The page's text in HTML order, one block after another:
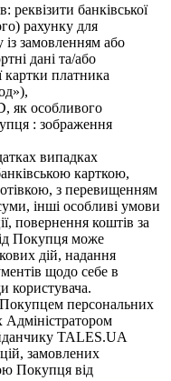
реквізити банківської
рахунку для
із замовленням або
дані та/або
картки платника
як особливого
: зображення
випадках
карткою,
з перевищенням
інші особливі умови
повернення коштів за
Покупця може
дій, надання
щодо себе в
користувача.
персональних
Адміністратором
TALES.UA
замовлених
Покупця від